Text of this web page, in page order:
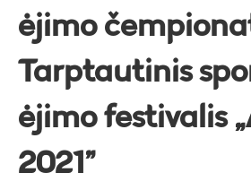
ėjimo
Tarptautinis
ėjimo festivalis
2021”